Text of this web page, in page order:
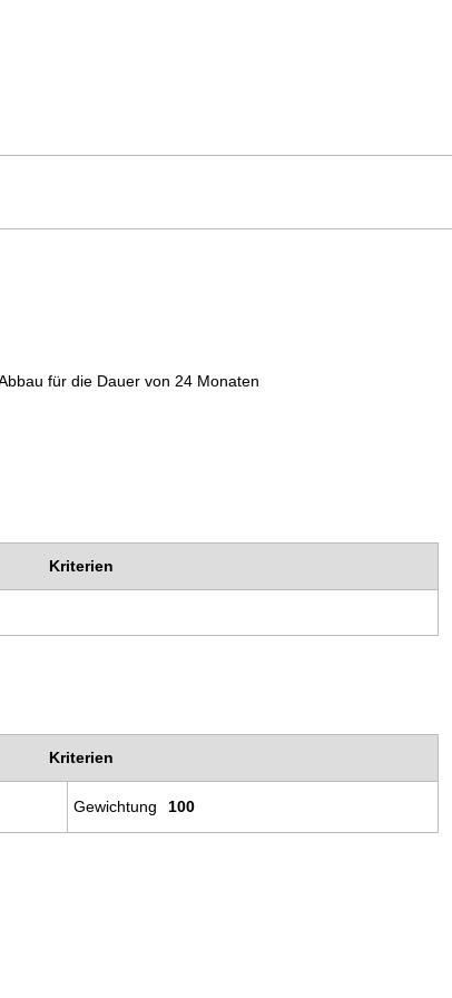
für die Dauer von 24 Monaten
Kriterien
Kriterien
Gewichtung 100